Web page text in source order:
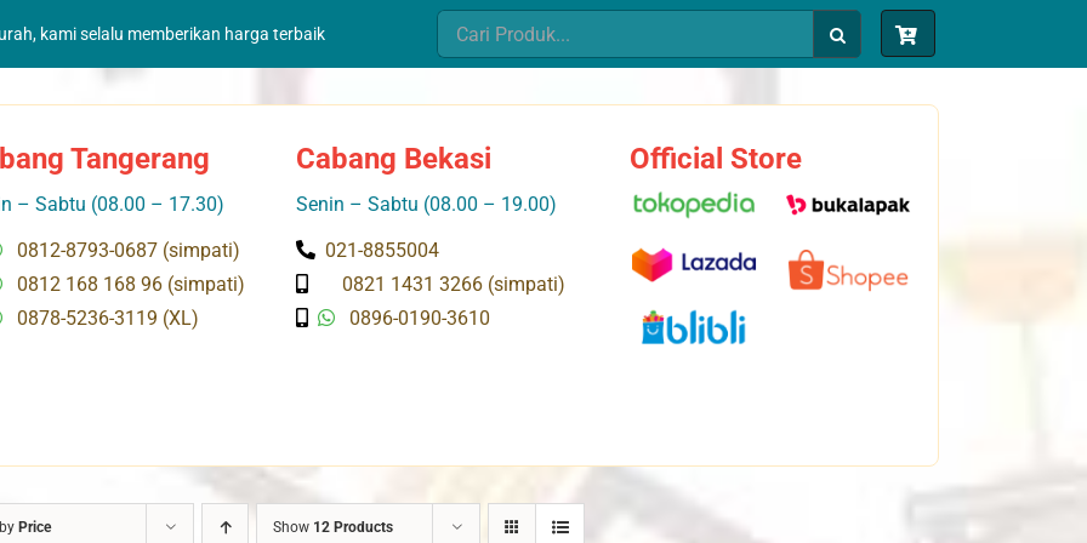
kami selalu memberikan harga terbaik
Search
for:
Tangerang
– Sabtu (08.00 – 17.30)
0812-8793-0687 (simpati)
0812 168 168 96 (simpati)
0878-5236-3119 (XL)
Cabang Bekasi
Senin – Sabtu (08.00 – 19.00)
021-8855004
0821 1431 3266 (simpati)
0896-0190-3610
Official Store
Price Show 12 Products